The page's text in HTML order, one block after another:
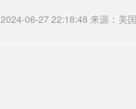
2024-06-27 22:18:48 来源：美